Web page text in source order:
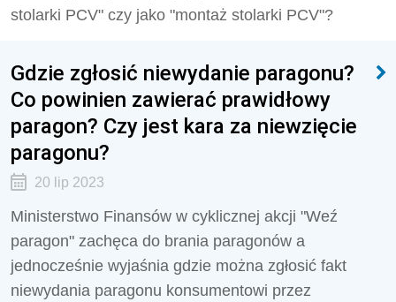
stolarki PCV" czy jako "montaż stolarki PCV"?
Gdzie zgłosić niewydanie paragonu?
Co powinien zawierać prawidłowy
paragon? Czy jest kara za niewzięcie
paragonu?
20 lip 2023
Ministerstwo Finansów w cyklicznej akcji "Weź
paragon" zachęca do brania paragonów a
jednocześnie wyjaśnia gdzie można zgłosić fakt
niewydania paragonu konsumentowi przez